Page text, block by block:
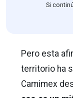
Si
Pero esta
territorio ha
Camimex